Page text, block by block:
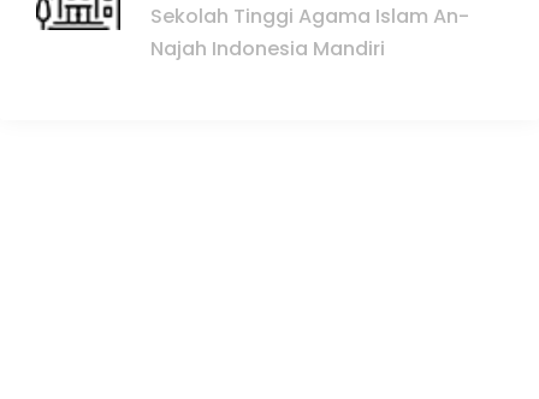
Sekolah Tinggi Agama Islam An-
Najah Indonesia Mandiri